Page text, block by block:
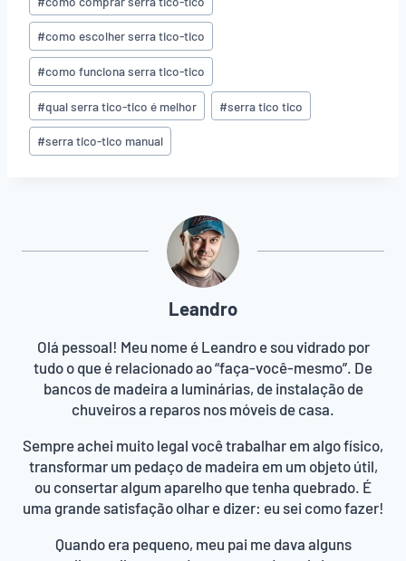
do
Post:
#como escolher serra tico-tico
#como funciona serra tico-tico
#qual serra tico-tico é melhor #serra tico tico
#serra tico-tico manual
Leandro
Olá pessoal! Meu nome é Leandro e sou vidrado por
tudo o que é relacionado ao “faça-você-mesmo”. De
bancos de madeira a luminárias, de instalação de
chuveiros a reparos nos móveis de casa.
Sempre achei muito legal você trabalhar em algo físico,
transformar um pedaço de madeira em um objeto útil,
ou consertar algum aparelho que tenha quebrado. É
uma grande satisfação olhar e dizer: eu sei como fazer!
Quando era pequeno, meu pai me dava alguns